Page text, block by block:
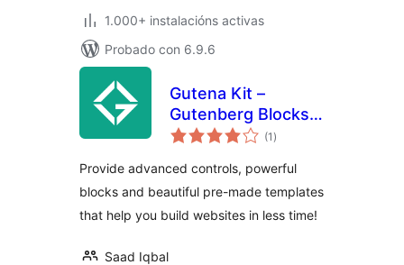
1.000+ instalacións activas
Probado con 6.9.6
Gutena Kit –
Gutenberg Blocks
and Templates
(1 valoracións
totais
)
Provide advanced controls, powerful
blocks and beautiful pre-made templates
that help you build websites in less time!
Saad Iqbal